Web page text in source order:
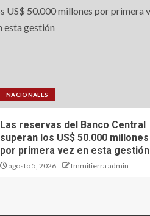
NACIONALES
Las reservas del Banco Central
superan los US$ 50.000 millones
por primera vez en esta gestión
agosto 5, 2026 fmmitierra admin